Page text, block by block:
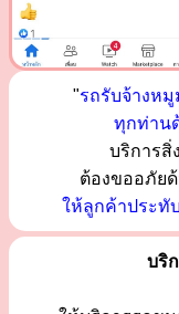
"รถรับจ้างห
ทุกท่าน
บริการสิ่
ต้องขออภัย
ให้ลูกค้าประทั
บริ